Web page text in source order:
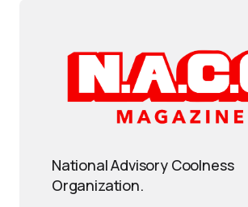
National Advisory Coolness
Organization.